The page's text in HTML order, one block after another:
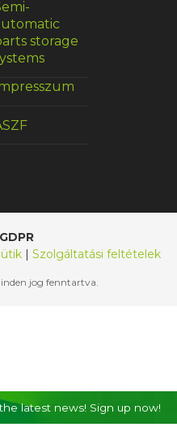
latest news! Sign up now!
storage
| Szolgáltatási feltételek
jog fenntartva.